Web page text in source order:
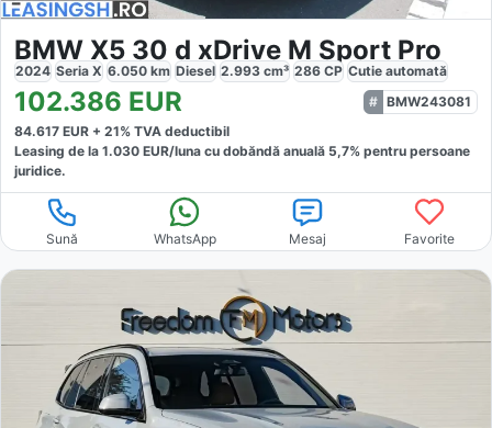
BMW X5 30 d xDrive M Sport Pro
2024 Seria X 6.050 km Diesel 2.993 cm³ 286 CP Cutie automată
102.386 EUR
BMW243081
84.617 EUR + 21% TVA deductibil
Leasing de la 1.030 EUR/luna cu dobăndă anuală 5,7% pentru persoane
juridice.
Sună WhatsApp Mesaj Favorite